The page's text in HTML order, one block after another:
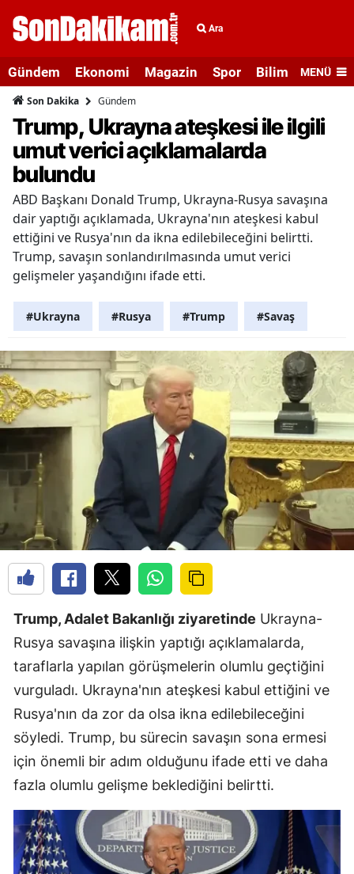
Ara
Gündem Ekonomi Magazin Spor Bilim veMENÜ
Son Dakika Gündem
Trump, Ukrayna ateşkesi ile ilgili
umut verici açıklamalarda
bulundu
ABD Başkanı Donald Trump, Ukrayna-Rusya savaşına
dair yaptığı açıklamada, Ukrayna'nın ateşkesi kabul
ettiğini ve Rusya'nın da ikna edilebileceğini belirtti.
Trump, savaşın sonlandırılmasında umut verici
gelişmeler yaşandığını ifade etti.
#Ukrayna #Rusya #Trump #Savaş
Trump, Adalet Bakanlığı ziyaretinde Ukrayna-
Rusya savaşına ilişkin yaptığı açıklamalarda,
taraflarla yapılan görüşmelerin olumlu geçtiğini
vurguladı. Ukrayna'nın ateşkesi kabul ettiğini ve
Rusya'nın da zor da olsa ikna edilebileceğini
söyledi. Trump, bu sürecin savaşın sona ermesi
için önemli bir adım olduğunu ifade etti ve daha
fazla olumlu gelişme beklediğini belirtti.